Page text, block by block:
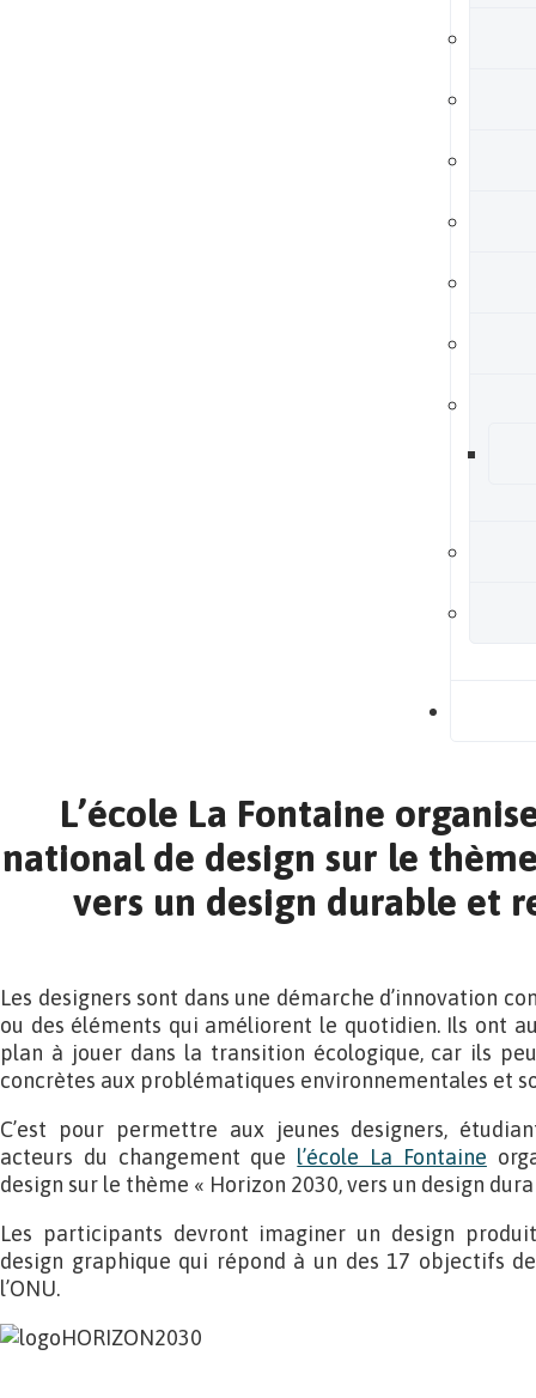
L’école La Fontaine
national de design sur le
vers un design durable et
Les designers sont dans une démarche d’innovation
ou des éléments qui améliorent le quotidien. Ils ont
plan à jouer dans la transition écologique, car ils
concrètes aux problématiques environnementales et
C’est pour permettre aux jeunes designers,
acteurs du changement que l’école La Fontaine
design sur le thème « Horizon 2030, vers un design
Les participants devront imaginer un design
design graphique qui répond à un des 17 objectifs
l’ONU.